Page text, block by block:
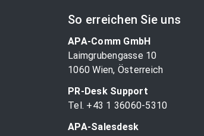
So erreichen Sie uns
APA-Comm GmbH
Laimgrubengasse 10
1060 Wien, Österreich
PR-Desk Support
Tel. +43 1 36060-5310
APA-Salesdesk